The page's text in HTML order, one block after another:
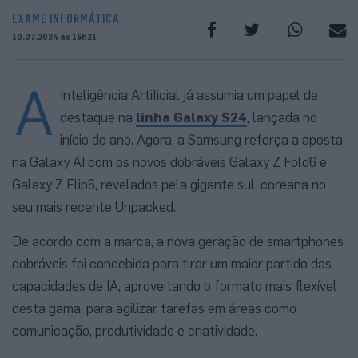
EXAME INFORMÁTICA
10.07.2024 às 15h21
A Inteligência Artificial já assumia um papel de
destaque na linha Galaxy S24, lançada no
início do ano. Agora, a Samsung reforça a aposta
na Galaxy AI com os novos dobráveis Galaxy Z Fold6 e
Galaxy Z Flip6, revelados pela gigante sul-coreana no
seu mais recente Unpacked.
De acordo com a marca, a nova geração de smartphones
dobráveis foi concebida para tirar um maior partido das
capacidades de IA, aproveitando o formato mais flexível
desta gama, para agilizar tarefas em áreas como
comunicação, produtividade e criatividade.